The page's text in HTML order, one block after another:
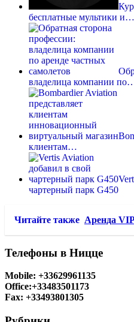
бесплатные мультики и…
владелица компании
клиентам…
чартерный парк G450
Читайте также Аренда
Телефоны в Ницце
Mobile: +33629961135
Office:+33483501173
Fax: +33493801305